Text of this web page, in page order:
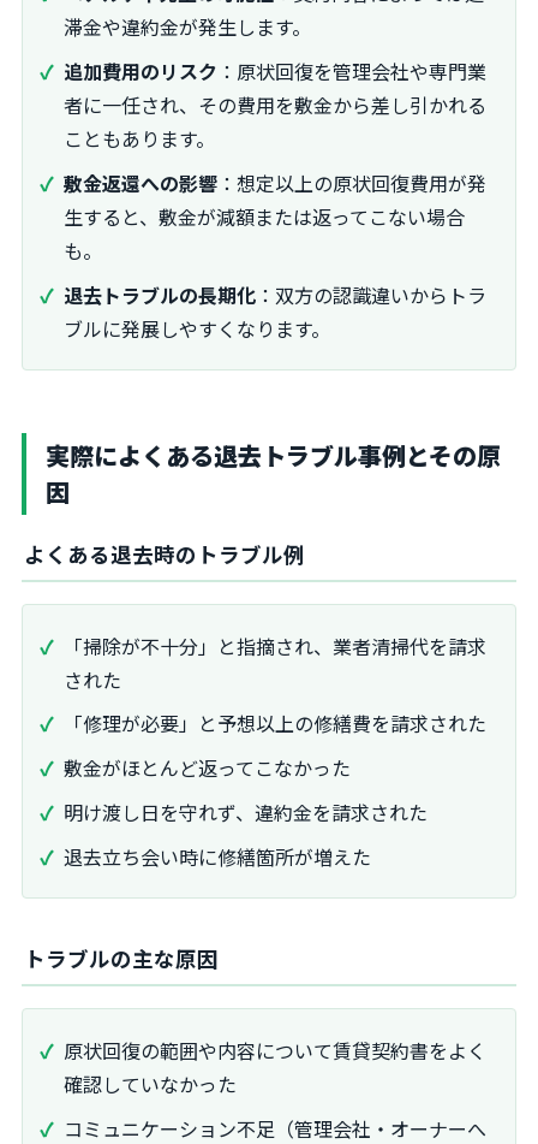
滞金や違約金が発生します。
追加費用のリスク ：原状回復を管理会社や専門業
者に一任され、その費用を敷金から差し引かれる
こともあります。
敷金返還への影響 ：想定以上の原状回復費用が発
生すると、敷金が減額または返ってこない場合
も。
退去トラブルの長期化 ：双方の認識違いからトラ
ブルに発展しやすくなります。
実際によくある退去トラブル事例とその原
因
よくある退去時のトラブル例
「掃除が不十分」と指摘され、業者清掃代を請求
された
「修理が必要」と予想以上の修繕費を請求された
敷金がほとんど返ってこなかった
明け渡し日を守れず、違約金を請求された
退去立ち会い時に修繕箇所が増えた
トラブルの主な原因
原状回復の範囲や内容について賃貸契約書をよく
確認していなかった
コミュニケーション不足（管理会社・オーナーへ